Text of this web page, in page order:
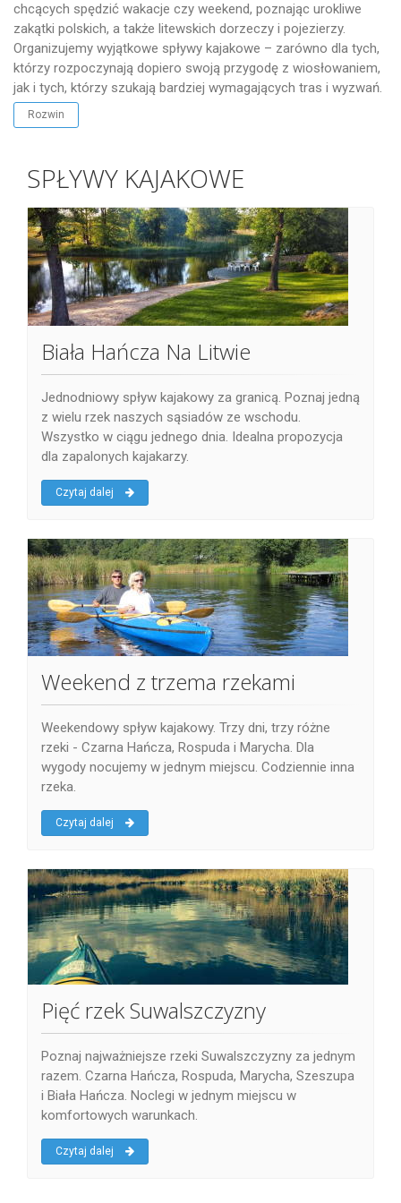
chcących spędzić wakacje czy weekend, poznając urokliwe
zakątki polskich, a także litewskich dorzeczy i pojezierzy.
Organizujemy wyjątkowe spływy kajakowe – zarówno dla tych,
którzy rozpoczynają dopiero swoją przygodę z wiosłowaniem,
jak i tych, którzy szukają bardziej wymagających tras i wyzwań.
Rozwin
SPŁYWY KAJAKOWE
Biała Hańcza Na Litwie
Jednodniowy spływ kajakowy za granicą. Poznaj jedną
z wielu rzek naszych sąsiadów ze wschodu.
Wszystko w ciągu jednego dnia. Idealna propozycja
dla zapalonych kajakarzy.
Czytaj dalej
Weekend z trzema rzekami
Weekendowy spływ kajakowy. Trzy dni, trzy różne
rzeki - Czarna Hańcza, Rospuda i Marycha. Dla
wygody nocujemy w jednym miejscu. Codziennie inna
rzeka.
Czytaj dalej
Pięć rzek Suwalszczyzny
Poznaj najważniejsze rzeki Suwalszczyzny za jednym
razem. Czarna Hańcza, Rospuda, Marycha, Szeszupa
i Biała Hańcza. Noclegi w jednym miejscu w
komfortowych warunkach.
Czytaj dalej